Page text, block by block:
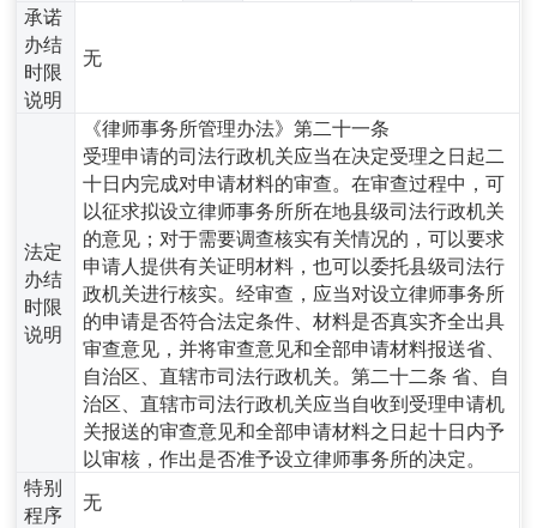
承诺
办结
时限
说明
无
法定
办结
时限
说明
《律师事务所管理办法》第二十一条
受理申请的司法行政机关应当在决定受理之日起二
十日内完成对申请材料的审查。在审查过程中，可
以征求拟设立律师事务所所在地县级司法行政机关
的意见；对于需要调查核实有关情况的，可以要求
申请人提供有关证明材料，也可以委托县级司法行
政机关进行核实。经审查，应当对设立律师事务所
的申请是否符合法定条件、材料是否真实齐全出具
审查意见，并将审查意见和全部申请材料报送省、
自治区、直辖市司法行政机关。第二十二条 省、自
治区、直辖市司法行政机关应当自收到受理申请机
关报送的审查意见和全部申请材料之日起十日内予
以审核，作出是否准予设立律师事务所的决定。
特别
程序
无